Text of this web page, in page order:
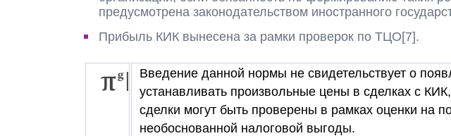
предусмотрена законодательством иностранного
Прибыль КИК вынесена за рамки проверок по ТЦО[7].
Введение данной нормы не свидетельствует о
устанавливать произвольные цены в сделках с КИК,
сделки могут быть проверены в рамках оценки на
необоснованной налоговой выгоды.